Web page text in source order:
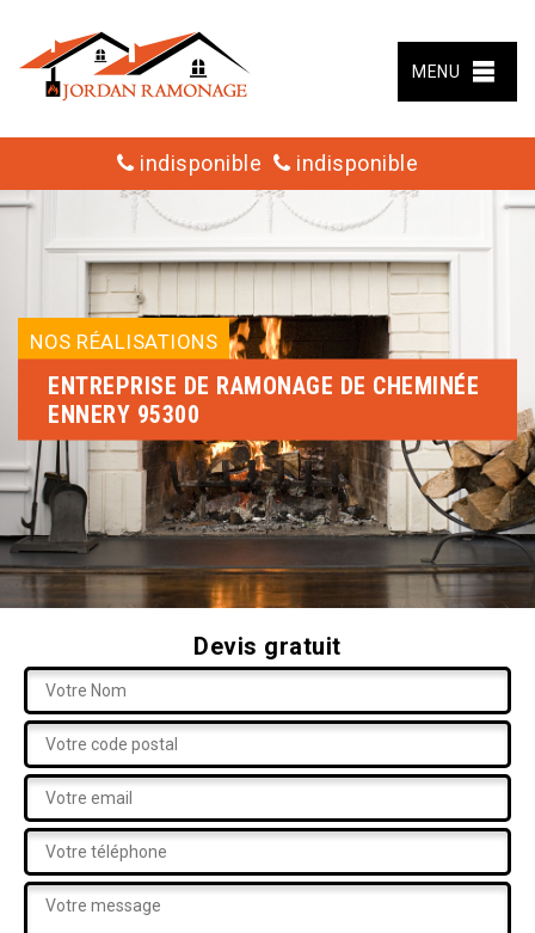
MENU
indisponible indisponible
NOS RÉALISATIONS
ENTREPRISE DE RAMONAGE DE CHEMINÉE
ENNERY 95300
Devis gratuit